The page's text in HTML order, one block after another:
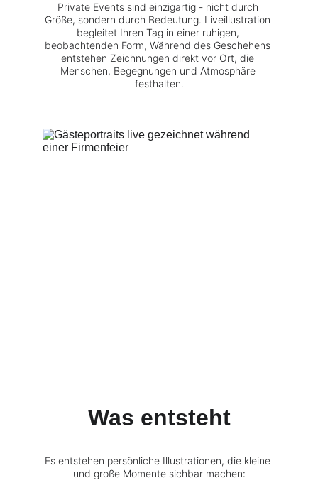
Private Events sind einzigartig - nicht durch
Größe, sondern durch Bedeutung. Liveillustration
begleitet Ihren Tag in einer ruhigen,
beobachtenden Form, Während des Geschehens
entstehen Zeichnungen direkt vor Ort, die
Menschen, Begegnungen und Atmosphäre
festhalten.
Was entsteht
Es entstehen persönliche Illustrationen, die kleine
und große Momente sichbar machen: